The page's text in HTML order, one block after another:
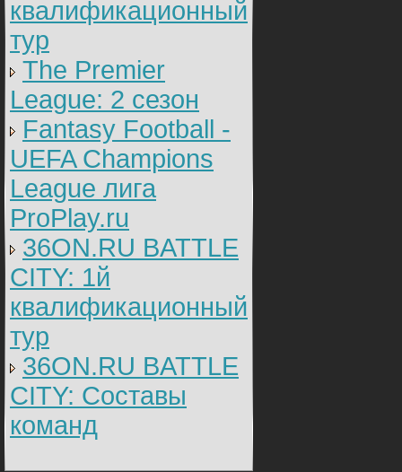
квалификационный
тур
The Premier
League: 2 cезон
Fantasy Football -
UEFA Champions
League лига
ProPlay.ru
36ON.RU BATTLE
CITY: 1й
квалификационный
тур
36ON.RU BATTLE
CITY: Составы
команд